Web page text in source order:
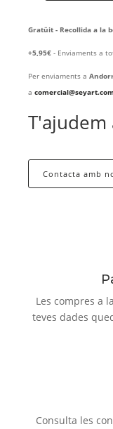
Gratüit - Recollida a la
+5,95€ - Enviaments a
Per enviaments a
acomercial@seyart.com
T'ajudem
Contacta amb
Les compres a
teves dades
Consulta les